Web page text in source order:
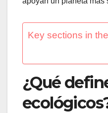
Key sections in
¿Qué